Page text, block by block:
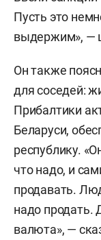
Пусть это
выдержим», —
Он также
для соседей:
Прибалтики
Беларуси,
республику.
что надо, и
продавать.
надо продать.
валюта», —